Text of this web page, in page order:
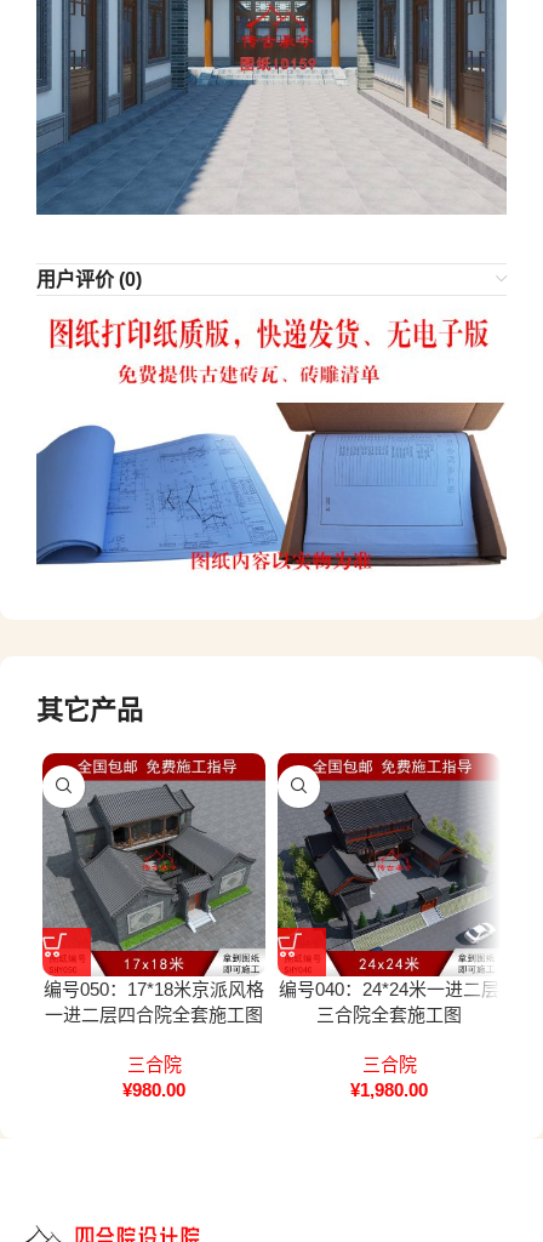
用户评价 (0)
其它产品
编号050：17*18米京派风格
一进二层四合院全套施工图
三合院
¥980.00
编号040：24*24米一进二层
三合院全套施工图
三合院
¥1,980.00